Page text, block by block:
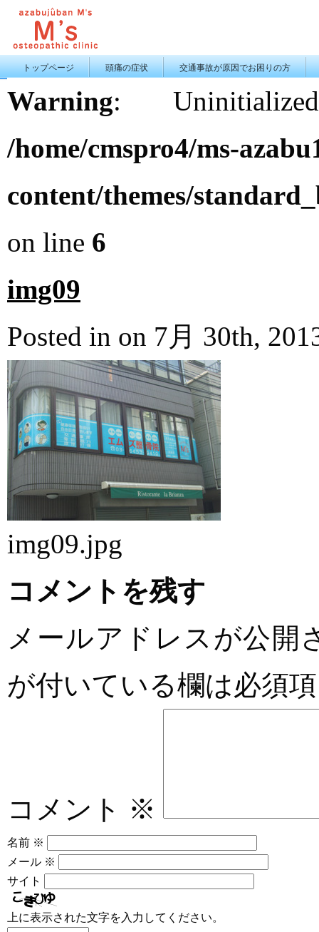
トップページ 頭痛の症状 交通事故が原因でお困りの方
Warning:
/home/cmspro4/ms-
content/themes/
on line 6
img09
Posted in on 7月 30th,
img09.jpg
コメントを残す
メールアドレスが公開
が付いている欄は必須
コメント ※
名前 ※
メール ※
サイト
上に表示された文字を入力してください。